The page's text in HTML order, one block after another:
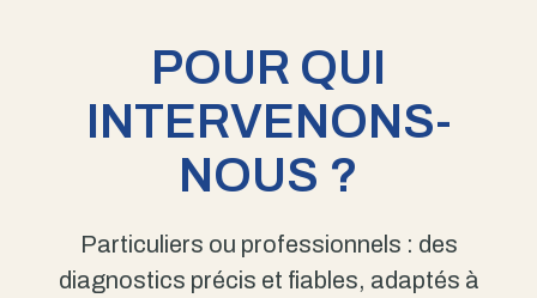
POUR QUI
INTERVENONS-
NOUS ?
Particuliers ou professionnels : des
diagnostics précis et fiables, adaptés à